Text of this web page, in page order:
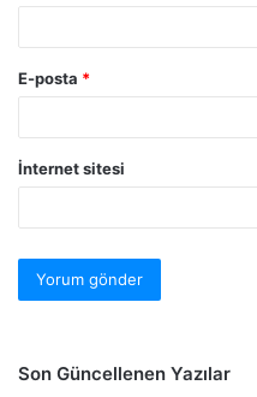
E-posta *
İnternet sitesi
Son Güncellenen Yazılar